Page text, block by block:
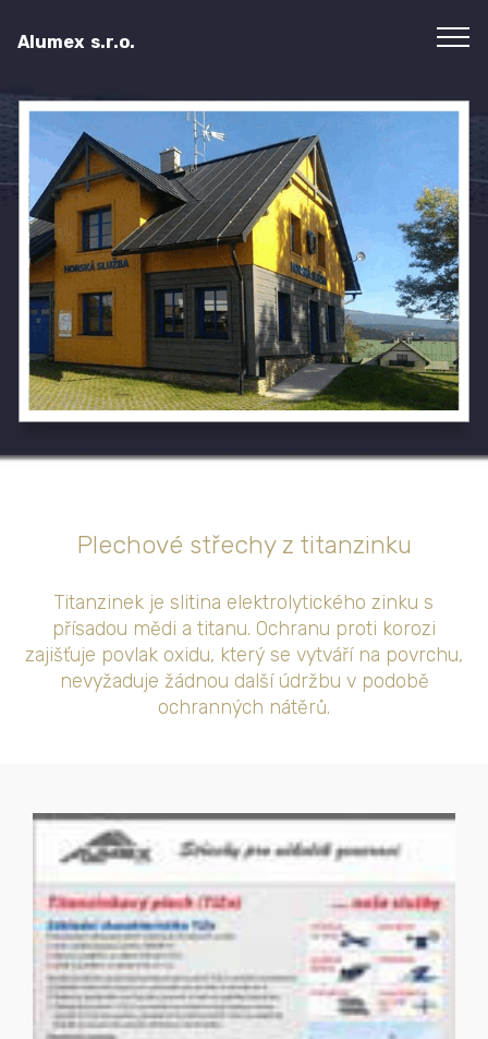
Alumex s.r.o.
Plechové střechy z titanzinku
Titanzinek je slitina elektrolytického zinku s
přísadou mědi a titanu. Ochranu proti korozi
zajišťuje povlak oxidu, který se vytváří na povrchu,
nevyžaduje žádnou další údržbu v podobě
ochranných nátěrů.